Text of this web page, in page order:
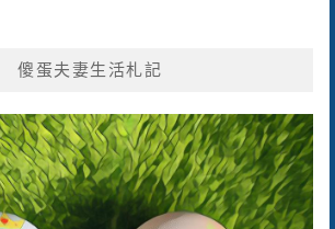
傻蛋夫妻生活札記